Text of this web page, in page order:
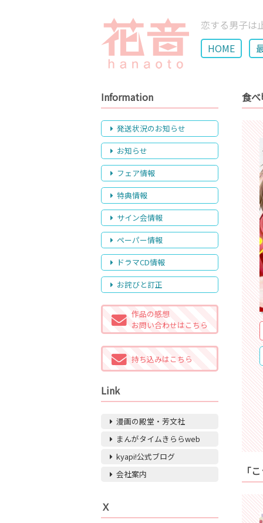
恋する男子
HOME
食
「
Information
発送状況のお知らせ
お知らせ
フェア情報
特典情報
サイン会情報
ペーパー情報
ドラマCD情報
お詫びと訂正
作品の感想
お問い合わせはこちら
持ち込みはこちら
Link
漫画の殿堂・芳文社
まんがタイムきららweb
kyapi!公式ブログ
会社案内
Ｘ